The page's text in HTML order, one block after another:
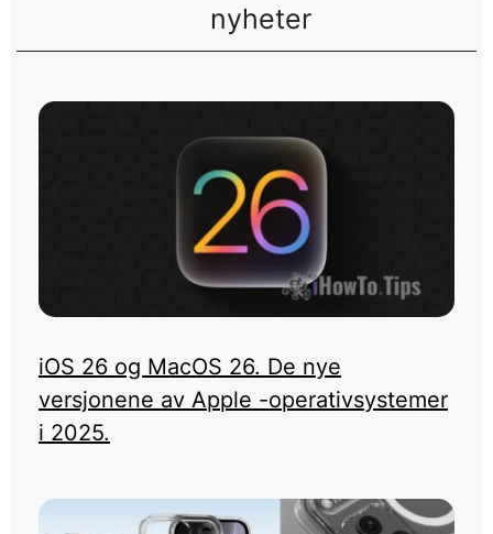
nyheter
iOS 26 og MacOS 26. De nye
versjonene av Apple -operativsystemer
i 2025.